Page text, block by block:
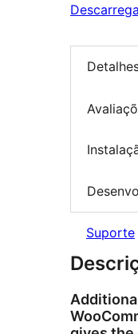
Suporte